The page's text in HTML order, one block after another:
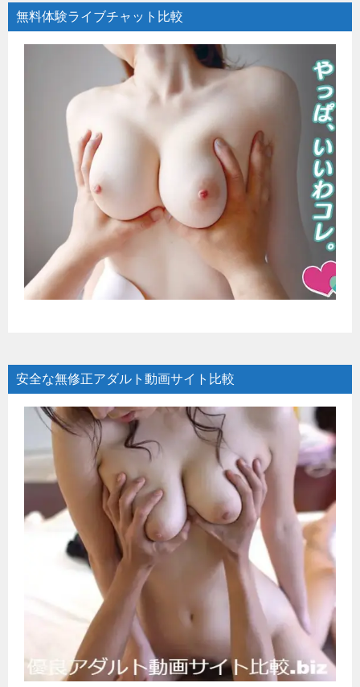
無料体験ライブチャット比較
安全な無修正アダルト動画サイト比較